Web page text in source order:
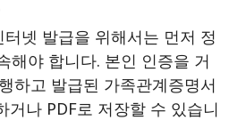
넷 발급을 위해서는 먼저 정
해야 합니다. 본인 인증을 거
하고 발급된 가족관계증명서
거나 PDF로 저장할 수 있습니